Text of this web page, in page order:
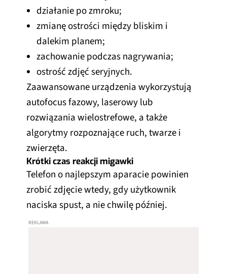
działanie po zmroku;
zmianę ostrości między bliskim i
dalekim planem;
zachowanie podczas nagrywania;
ostrość zdjęć seryjnych.
Zaawansowane urządzenia wykorzystują
autofocus fazowy, laserowy lub
rozwiązania wielostrefowe, a także
algorytmy rozpoznające ruch, twarze i
zwierzęta.
Krótki czas reakcji migawki
Telefon o najlepszym aparacie powinien
zrobić zdjęcie wtedy, gdy użytkownik
naciska spust, a nie chwilę później.